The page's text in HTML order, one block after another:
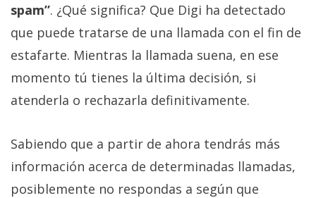
spam”. ¿Qué significa? Que Digi ha detectado
que puede tratarse de una llamada con el fin de
estafarte. Mientras la llamada suena, en ese
momento tú tienes la última decisión, si
atenderla o rechazarla definitivamente.
Sabiendo que a partir de ahora tendrás más
información acerca de determinadas llamadas,
posiblemente no respondas a según que